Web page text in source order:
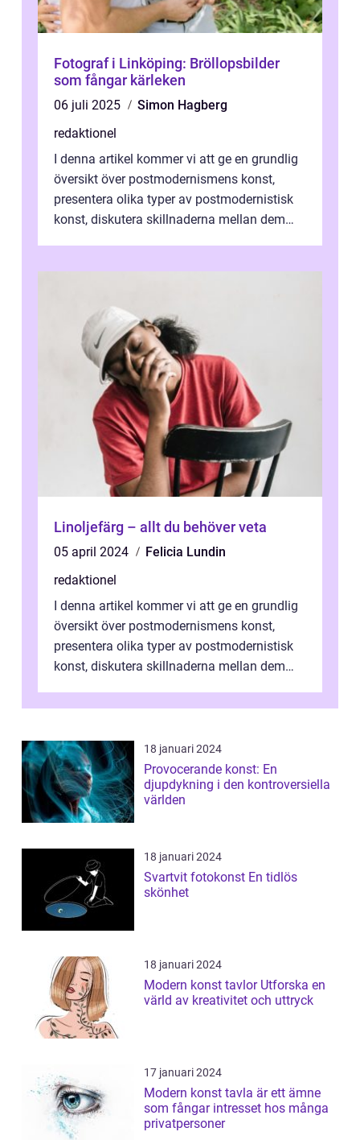
Fotograf i Linköping: Bröllopsbilder
som fångar kärleken
06 juli 2025
Simon Hagberg
redaktionel
I denna artikel kommer vi att ge en grundlig
översikt över postmodernismens konst,
presentera olika typer av postmodernistisk
konst, diskutera skillnaderna mellan dem
Linoljefärg – allt du behöver veta
05 april 2024
Felicia Lundin
redaktionel
I denna artikel kommer vi att ge en grundlig
översikt över postmodernismens konst,
presentera olika typer av postmodernistisk
konst, diskutera skillnaderna mellan dem
18 januari 2024
Provocerande konst: En
djupdykning i den kontroversiella
världen
18 januari 2024
Svartvit fotokonst En tidlös
skönhet
18 januari 2024
Modern konst tavlor Utforska en
värld av kreativitet och uttryck
17 januari 2024
Modern konst tavla är ett ämne
som fångar intresset hos många
privatpersoner